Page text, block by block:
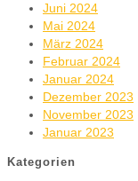
Juni 2024
Mai 2024
März 2024
Februar 2024
Januar 2024
Dezember 2023
November 2023
Januar 2023
Kategorien